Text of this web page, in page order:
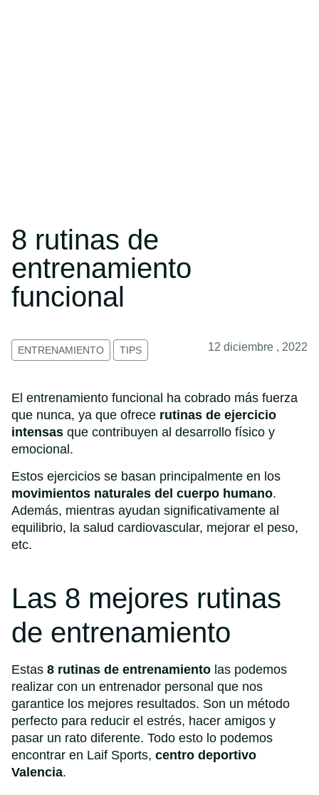
8 rutinas de
entrenamiento
funcional
ENTRENAMIENTO TIPS 12 diciembre , 2022
El entrenamiento funcional ha cobrado más fuerza
que nunca, ya que ofrece rutinas de ejercicio
intensas que contribuyen al desarrollo físico y
emocional.
Estos ejercicios se basan principalmente en los
movimientos naturales del cuerpo humano.
Además, mientras ayudan significativamente al
equilibrio, la salud cardiovascular, mejorar el peso,
etc.
Las 8 mejores rutinas
de entrenamiento
Estas 8 rutinas de entrenamiento las podemos
realizar con un entrenador personal que nos
garantice los mejores resultados. Son un método
perfecto para reducir el estrés, hacer amigos y
pasar un rato diferente. Todo esto lo podemos
encontrar en Laif Sports, centro deportivo
Valencia.